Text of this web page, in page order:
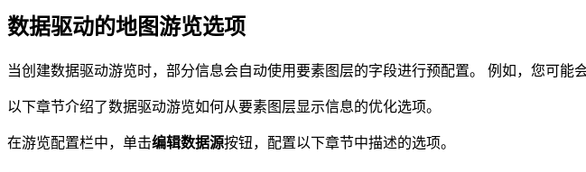
数据驱动的地图游览选项
当创建数据驱动游览时，部分信息会自动使用要素图层的字段进行预配置。 例如，您可能
以下章节介绍了数据驱动游览如何从要素图层显示信息的优化选项。
在游览配置栏中，单击编辑数据源按钮，配置以下章节中描述的选项。